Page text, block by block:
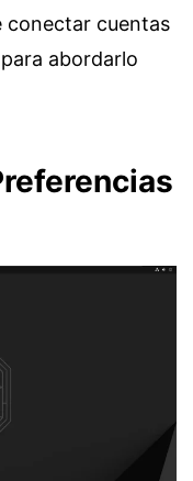
conectar cuentas
abordarlo